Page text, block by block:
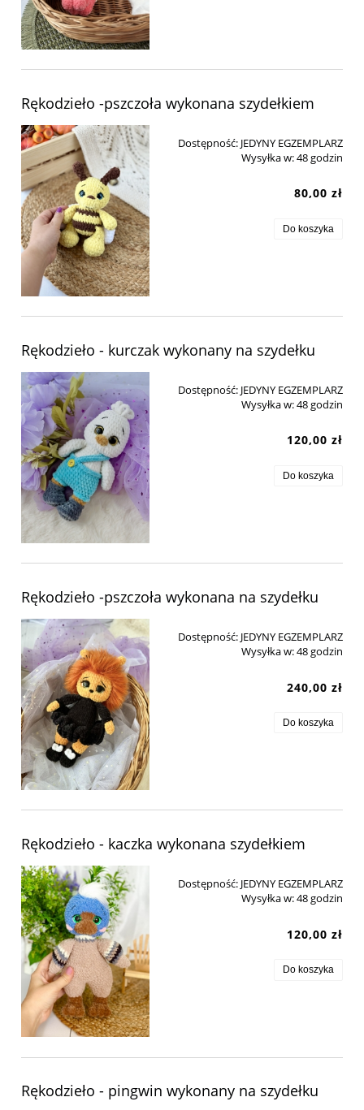
Rękodzieło -pszczoła wykonana szydełkiem
Dostępność: JEDYNY EGZEMPLARZ
Wysyłka w:48 godzin
80,00 zł
Do koszyka
Rękodzieło - kurczak wykonany na szydełku
Dostępność: JEDYNY EGZEMPLARZ
Wysyłka w:48 godzin
120,00 zł
Do koszyka
Rękodzieło -pszczoła wykonana na szydełku
Dostępność: JEDYNY EGZEMPLARZ
Wysyłka w:48 godzin
240,00 zł
Do koszyka
Rękodzieło - kaczka wykonana szydełkiem
Dostępność: JEDYNY EGZEMPLARZ
Wysyłka w:48 godzin
120,00 zł
Do koszyka
Rękodzieło - pingwin wykonany na szydełku